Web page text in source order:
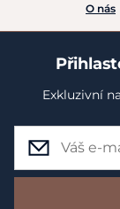
O nás
Exkluzivní